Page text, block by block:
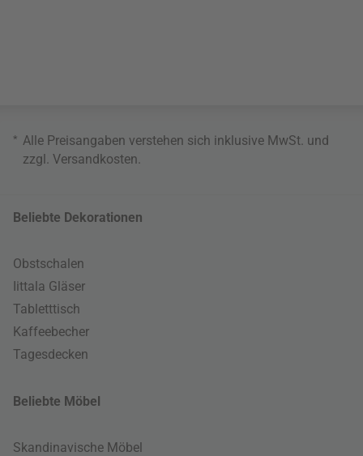
* Alle Preisangaben verstehen sich inklusive MwSt. und
zzgl. Versandkosten
Beliebte Dekorationen
Obstschalen
Iittala Gläser
Tabletttisch
Kaffeebecher
Tagesdecken
Beliebte Möbel
Skandinavische Möbel